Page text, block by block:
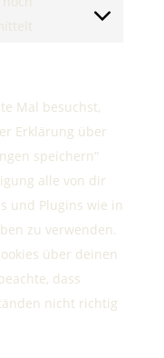
sonstiges
Mal besuchst,
Erklärung über
speichern“
alle von dir
und Plugins wie in
zu verwenden.
über deinen
dass
nicht richtig